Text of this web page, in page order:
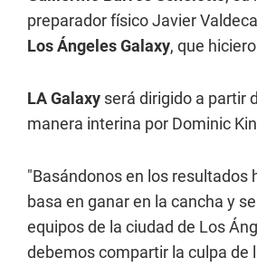
preparador físico Javier
Los Ángeles Galaxy, que
LA Galaxy será dirigido a partir
manera interina por Dominic
"Basándonos en los resultados
basa en ganar en la cancha y
equipos de la ciudad de Los
debemos compartir la culpa de